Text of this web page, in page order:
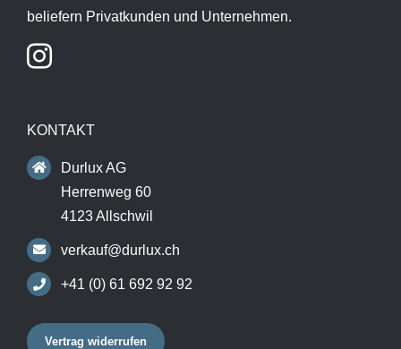
beliefern Privatkunden und Unternehmen.
KONTAKT
Durlux AG
Herrenweg 60
4123 Allschwil
verkauf@durlux.ch
+41 (0) 61 692 92 92
Vertrag widerrufen